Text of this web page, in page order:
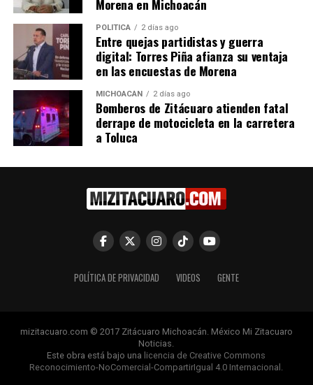
Kelly Osbourne sufre ataque de pánico y es
Hospitalizada
Morena en Michoacán
POLÍTICA 2 días ago
Entre quejas partidistas y guerra
digital: Torres Piña afianza su ventaja
en las encuestas de Morena
MICHOACÁN 2 días ago
Bomberos de Zitácuaro atienden fatal
derrape de motocicleta en la carretera
a Toluca
POLÍTICA DE PRIVACIDAD VIDEOS GENTE
mizitacuaro.com © 2017 Zitácuaro Michoacán. México Mi Zitacuaro
Noticias.
Este obra está bajo una licencia de Creative Commons
Reconocimiento-NoComercial-CompartirIgual 4.0 Internacional